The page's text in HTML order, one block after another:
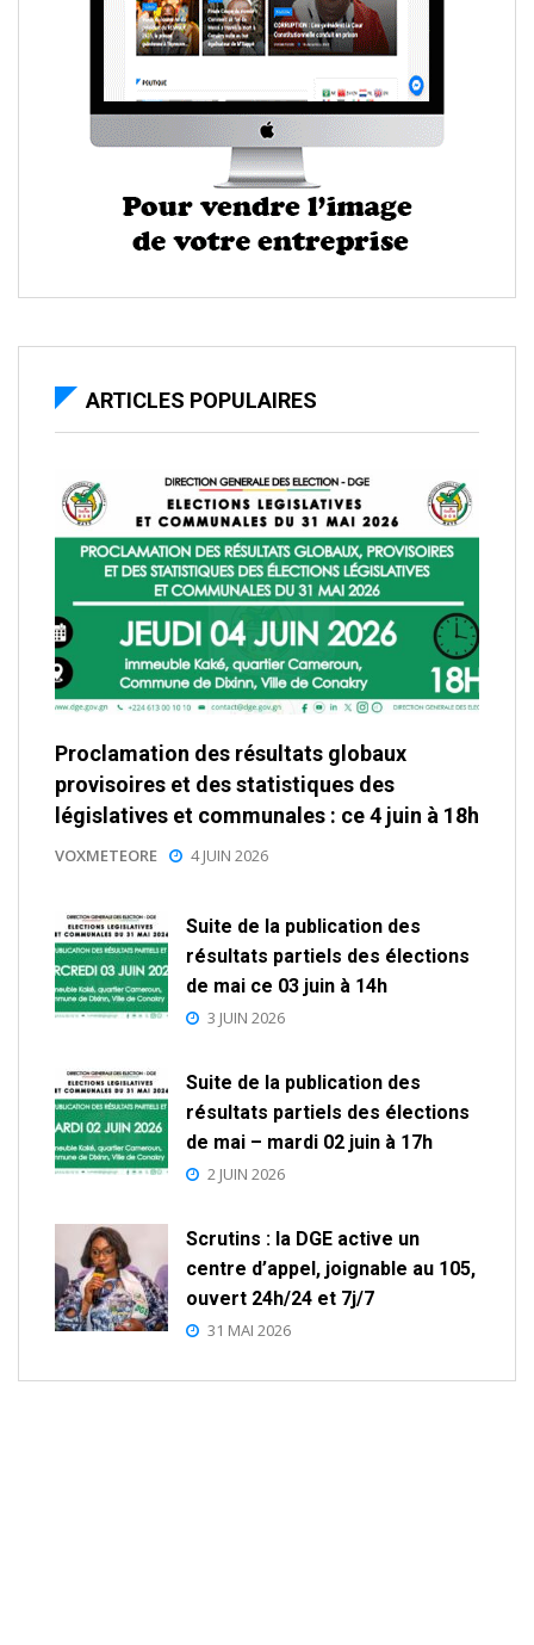
ARTICLES POPULAIRES
Proclamation des résultats globaux
provisoires et des statistiques des
législatives et communales : ce 4 juin à 18h
VOXMETEORE 4 JUIN 2026
Suite de la publication des
résultats partiels des élections
de mai ce 03 juin à 14h
3 JUIN 2026
Suite de la publication des
résultats partiels des élections
de mai – mardi 02 juin à 17h
2 JUIN 2026
Scrutins : la DGE active un
centre d’appel, joignable au 105,
ouvert 24h/24 et 7j/7
31 MAI 2026